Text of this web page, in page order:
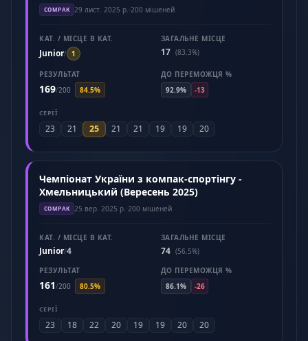
COMPAK 29 лист. 2025 р. ·200 мішеней
КАТ. / МІСЦЕ В КАТ.
Junior/ 1
ЗАГАЛЬНЕ МІСЦЕ
17 (83.3%)
РЕЗУЛЬТАТ
169/200 84.5%
ДО ПЕРЕМОЖЦЯ %
92.9%
-13
СЕРІЇ
23 21 25 21 21 19 19 20
Чемпіонат України з компак-спортінгу -
Хмельницький (Вересень 2025)
COMPAK 25 вер. 2025 р. ·200 мішеней
КАТ. / МІСЦЕ В КАТ.
Junior/4
ЗАГАЛЬНЕ МІСЦЕ
74 (56.5%)
РЕЗУЛЬТАТ
161/200 80.5%
ДО ПЕРЕМОЖЦЯ %
86.1%
-26
СЕРІЇ
23 18 22 20 19 19 20 20